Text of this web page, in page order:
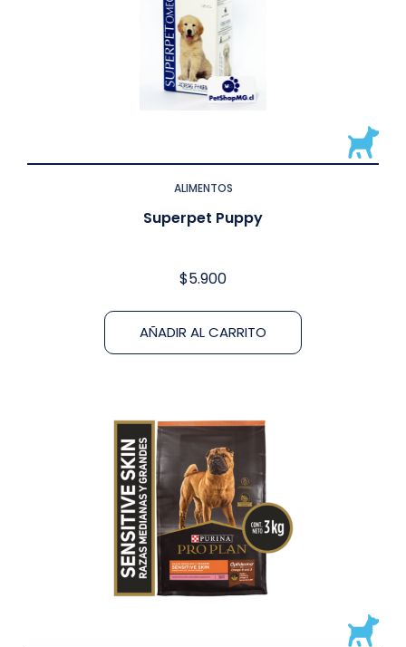
ALIMENTOS
Superpet Puppy
$5.900
AÑADIR AL CARRITO